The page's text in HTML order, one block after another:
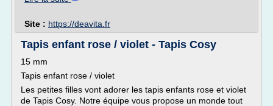
Site : https://deavita.fr
Tapis enfant rose / violet - Tapis Cosy
15 mm
Tapis enfant rose / violet
Les petites filles vont adorer les tapis enfants rose et violet
de Tapis Cosy. Notre équipe vous propose un monde tout